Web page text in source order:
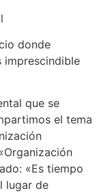
donde
imprescindible
que se
el tema
«Es tiempo
lugar de